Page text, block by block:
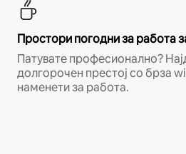
Простори погодни за работа
Патувате професионално?
долгорочен престој со брза
наменети за работа.